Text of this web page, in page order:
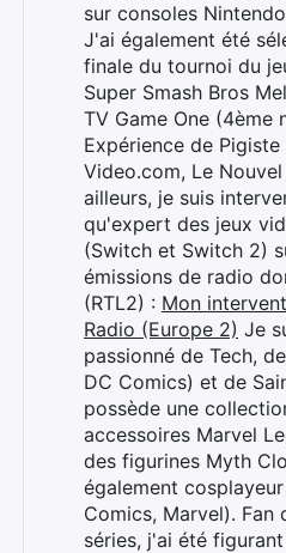
sur consoles
J'ai également été
finale du tournoi du
Super Smash Bros
TV Game One (4ème
Expérience de
Video.com, Le Nouvel
ailleurs, je suis
qu'expert des jeux
(Switch et Switch 2)
émissions de radio
(RTL2) : Mon
Radio (Europe 2) Je
passionné de Tech,
DC Comics) et de
possède une
accessoires Marvel
des figurines Myth
également
Comics, Marvel). Fan
séries, j'ai été